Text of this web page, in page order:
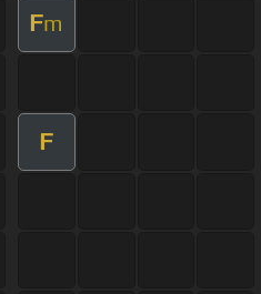
Fm
F